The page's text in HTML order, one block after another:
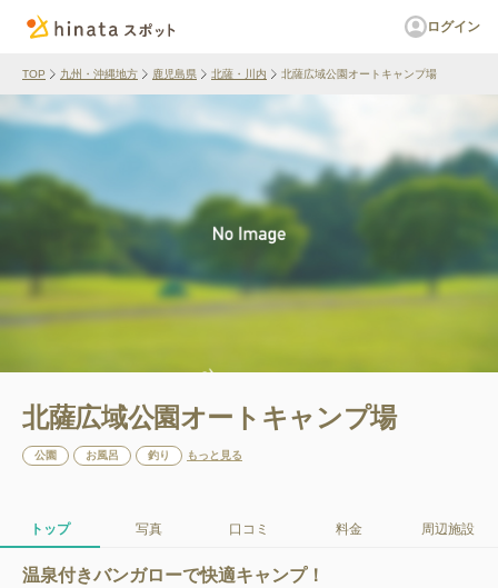
ログイン
TOP 九州・沖縄地方 鹿児島県 北薩・川内 北薩広域公園オートキャンプ場
北薩広域公園オートキャンプ場
公園 お風呂 釣り もっと見る
トップ 写真 口コミ 料金 周辺施設
温泉付きバンガローで快適キャンプ！